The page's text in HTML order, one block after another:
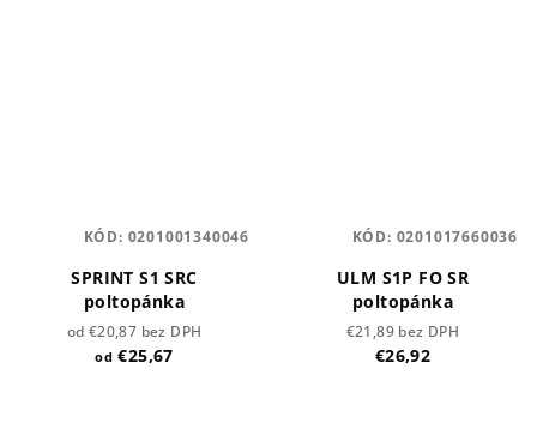
SPRINT S1 SRC
poltopánka
od €20,87 bez DPH
od €25,67
KÓD: 0201001340046
ULM S1P FO SR
poltopánka
€21,89 bez DPH
€26,92
KÓD: 0201017660036